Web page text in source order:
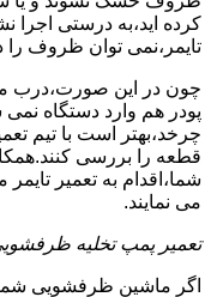
کرده اید،به درستی اجرا
تایمر،نمی توان ظروف
چون در این صورت،درب
پودر هم وارد دستگاه
چرخد،بهتر است با تیم
قطعه را بررسی
شما،اقدام به تعمیر
می نمایند.
تعمیر پمپ تخلیه
اگر ماشین ظرفشویی شما